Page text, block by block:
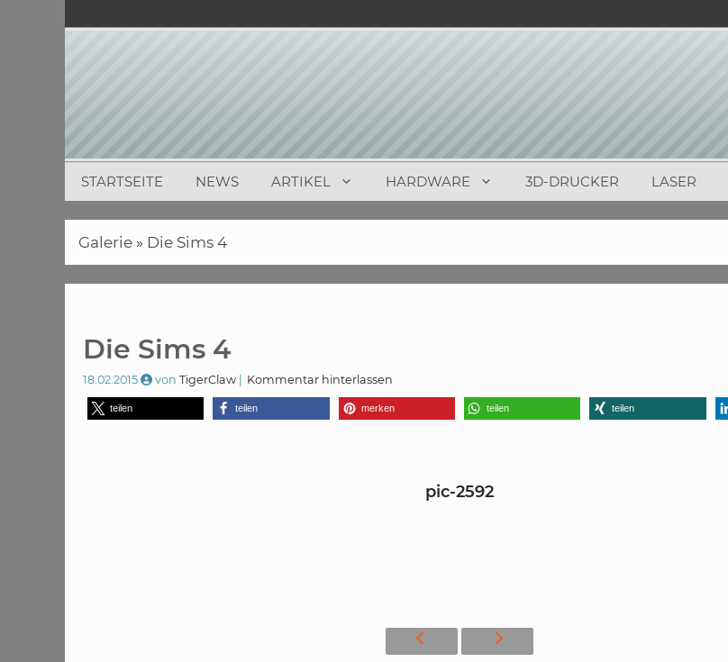
Inhalt
STARTSEITE NEWS ARTIKEL HARDWARE 3D-DRUCKER LASER
Galerie » Die Sims 4
Die Sims 4
18.02.2015 von TigerClaw Kommentar hinterlassen
teilen teilen merken teilen teilen
pic-2592